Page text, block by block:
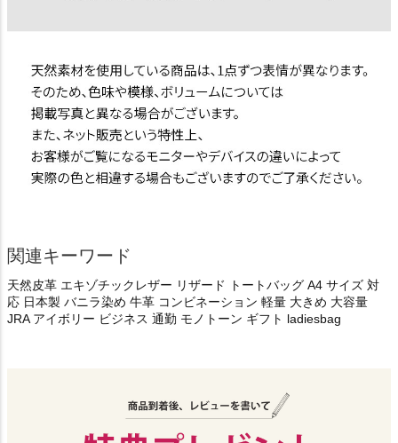
関連キーワード
天然皮革 エキゾチックレザー リザード トートバッグ A4 サイズ 対
応 日本製 バニラ染め 牛革 コンビネーション 軽量 大きめ 大容量
JRA アイボリー ビジネス 通勤 モノトーン ギフト ladiesbag